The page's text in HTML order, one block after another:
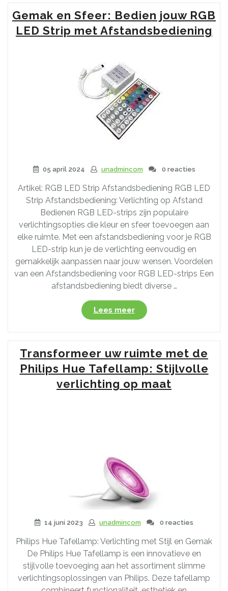
Slimme
Verlichting
in
Huis:
en
Energiebesparing”
Gemak en Sfeer: Bedien jouw RGB
LED Strip met Afstandsbediening
05 april 2024 unadmincom 0 reacties
Artikel: RGB LED Strip Afstandsbediening RGB LED
Strip Afstandsbediening: Verlichting op Afstand
Bedienen RGB LED-strips zijn populaire
verlichtingsopties die kleur en sfeer toevoegen aan
elke ruimte. Met een afstandsbediening voor je RGB
LED-strip kun je de verlichting eenvoudig en
gemakkelijk aanpassen naar jouw wensen. Voordelen
van een Afstandsbediening voor RGB LED-strips Een
afstandsbediening biedt diverse …
Lees meer“Gemak
en
Sfeer:
Bedien
jouw
RGB
LED
Strip
Transformeer uw ruimte met de
Philips Hue Tafellamp: Stijlvolle
verlichting op maat
14 juni 2023 unadmincom 0 reacties
Philips Hue Tafellamp: Verlichting met Stijl en Gemak
De Philips Hue Tafellamp is een innovatieve en
stijlvolle toevoeging aan het assortiment slimme
verlichtingsoplossingen van Philips. Deze tafellamp